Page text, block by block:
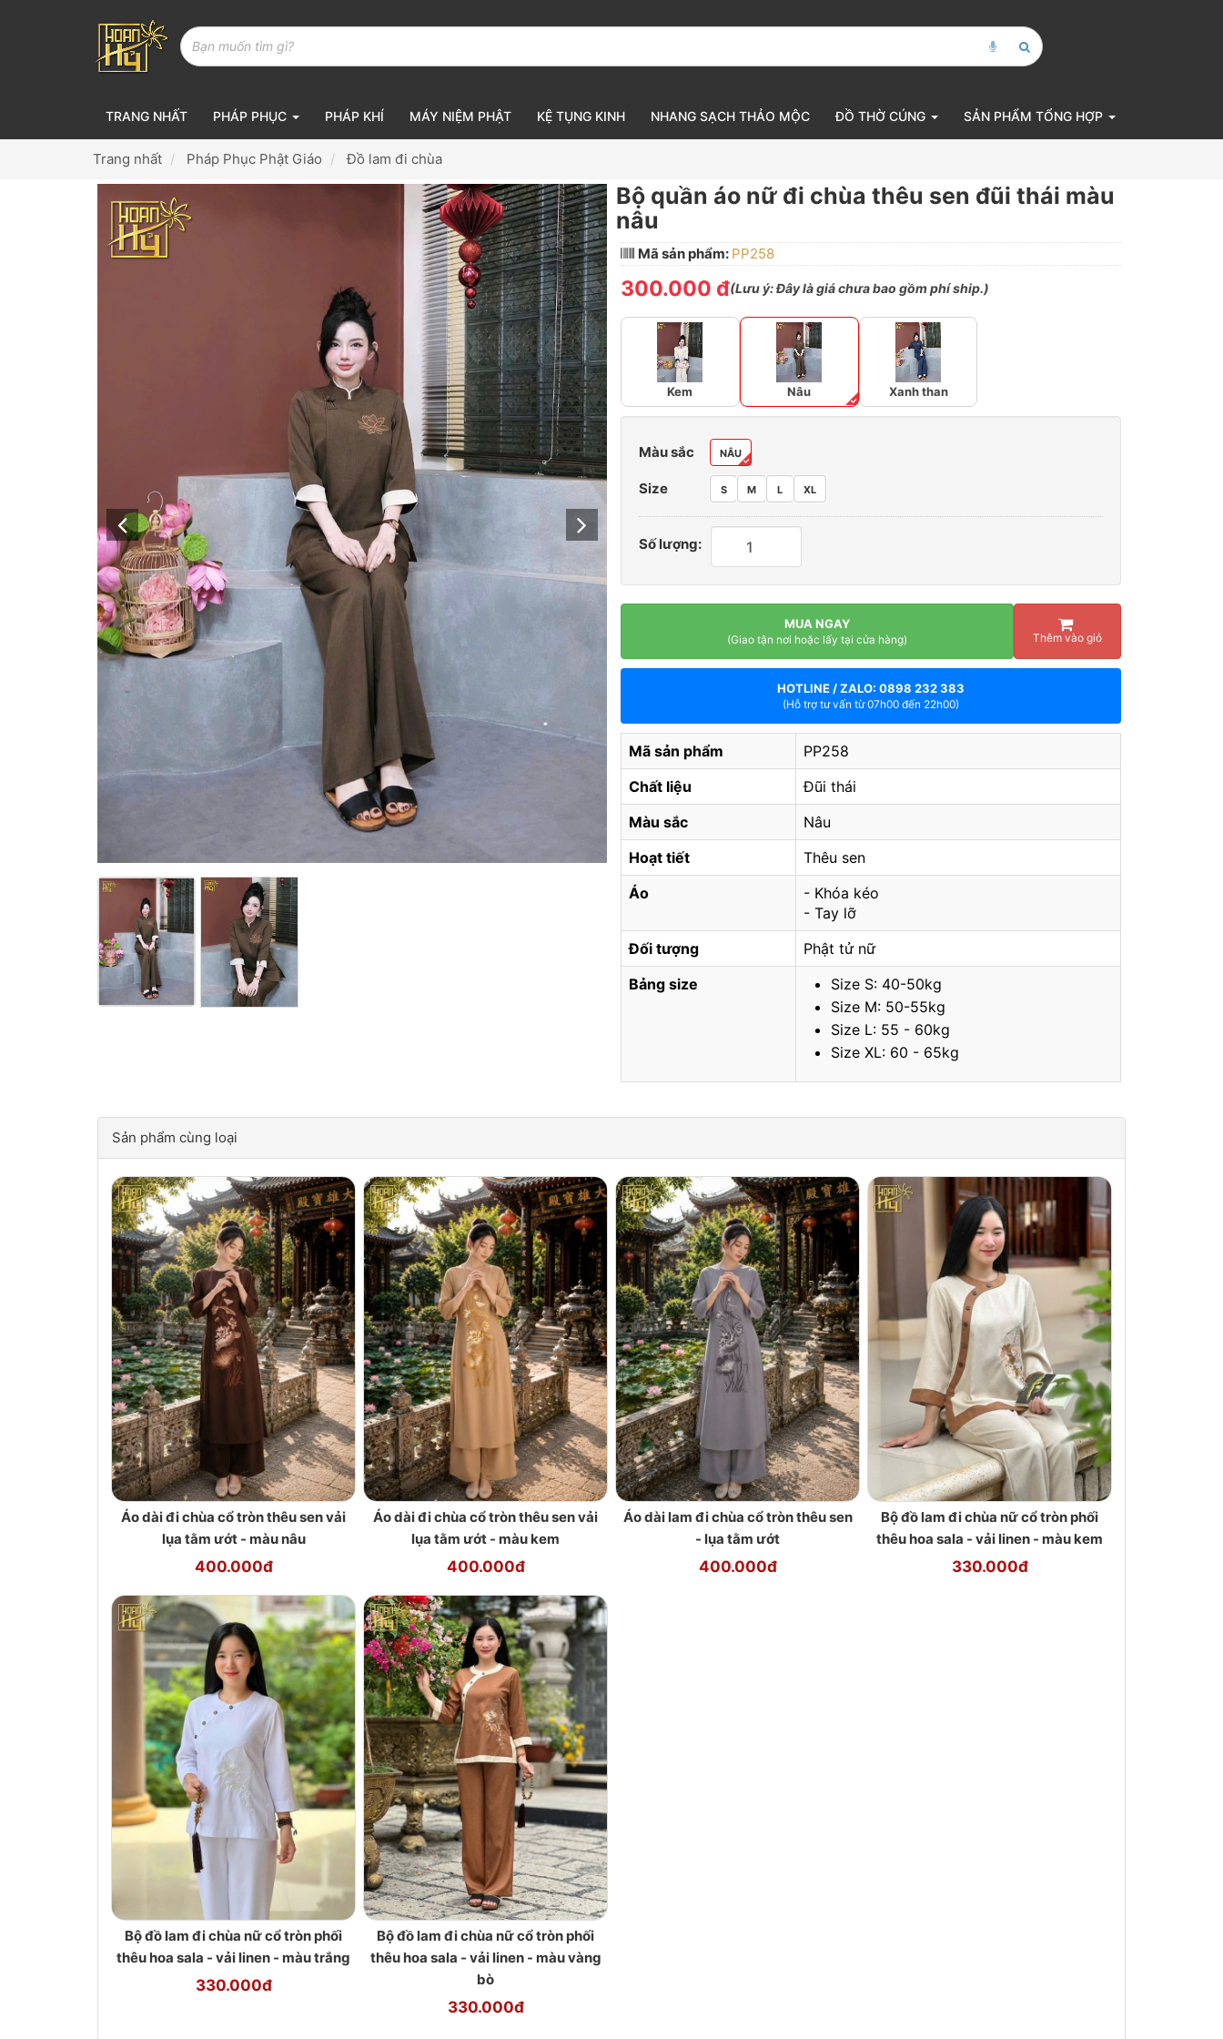
TRANG NHẤT PHÁP PHỤC PHÁP KHÍ MÁY NIỆM PHẬT KỆ TỤNG KINH NHANG SẠCH THẢO MỘC ĐỒ THỜ CÚNG SẢN PHẨM TỔNG HỢP
Trang nhất Pháp Phục Phật Giáo Đồ lam đi chùa
Bộ quần áo nữ đi chùa thêu sen đũi thái màu
nâu
Mã sản phẩm: PP258
300.000 đ(Lưu ý:Đây là giá chưa bao gồm phí ship.)
Kem Nâu Xanh than
Màu sắc NÂU
Size S M L XL
Số lượng:
MUA NGAY
(Giao tận nơi hoặc lấy tại cửa hàng) Thêm vào giỏ
HOTLINE / ZALO: 0898 232 383
(Hỗ trợ tư vấn từ 07h00 đến 22h00)
Mã sản phẩm
PP258
Chất liệu
Đũi thái
Màu sắc
Nâu
Hoạt tiết
Thêu sen
Áo
- Khóa kéo
- Tay lỡ
Đối tượng
Phật tử nữ
Bảng size
Size S: 40-50kg
Size M: 50-55kg
Size L: 55 - 60kg
Size XL: 60 - 65kg
Sản phẩm cùng loại
Áo dài đi chùa cổ tròn thêu sen vải
lụa tằm ướt - màu nâu
400.000đ
Áo dài đi chùa cổ tròn thêu sen vải
lụa tằm ướt - màu kem
400.000đ
Áo dài lam đi chùa cổ tròn thêu sen
- lụa tằm ướt
400.000đ
Bộ đồ lam đi chùa nữ cổ tròn phối
thêu hoa sala - vải linen - màu kem
330.000đ
Bộ đồ lam đi chùa nữ cổ tròn phối
thêu hoa sala - vải linen - màu trắng
330.000đ
Bộ đồ lam đi chùa nữ cổ tròn phối
thêu hoa sala - vải linen - màu vàng
bò
330.000đ